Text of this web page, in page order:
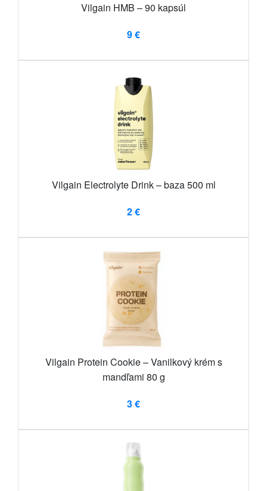
Vilgain HMB – 90 kapsúl
9 €
Vilgain Electrolyte Drink – baza 500 ml
2 €
Vilgain Protein Cookie – Vanilkový krém s
mandľami 80 g
3 €